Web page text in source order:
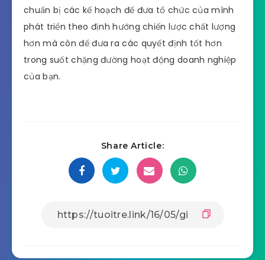
chuẩn bị các kế hoạch để đưa tổ chức của mình
phát triển theo định hướng chiến lược chất lượng
hơn mà còn để đưa ra các quyết định tốt hơn
trong suốt chặng đường hoạt động doanh nghiệp
của bạn.
Share Article: